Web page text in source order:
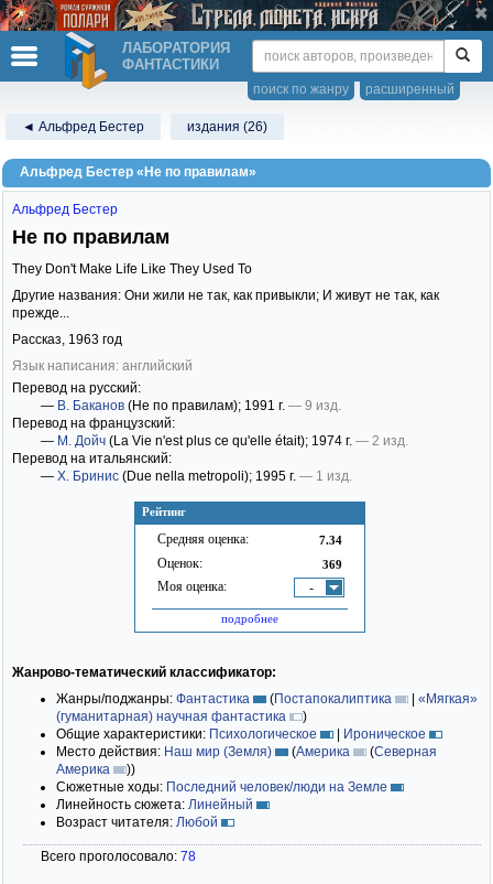
ЛАБОРАТОРИЯ
ФАНТАСТИКИ
расширенный
поиск по жанру
◄ Альфред Бестер издания (26)
Альфред Бестер «Не по правилам»
Рейтинг
Средняя оценка: 7.34
Оценок: 369
Моя оценка: -
подробнее
Альфред Бестер
Не по правилам
They Don't Make Life Like They Used To
Другие названия: Они жили не так, как привыкли; И живут не так, как
прежде...
Рассказ, 1963 год
Язык написания: английский
Перевод на русский:
— В. Баканов (Не по правилам); 1991 г. — 9 изд.
Перевод на французский:
— М. Дойч (La Vie n'est plus ce qu'elle était); 1974 г. — 2 изд.
Перевод на итальянский:
— Х. Бринис (Due nella metropoli); 1995 г. — 1 изд.
Жанрово-тематический классификатор:
Жанры/поджанры: Фантастика (Постапокалиптика | «Мягкая»
(гуманитарная) научная фантастика
)
Общие характеристики: Психологическое | Ироническое
Место действия: Наш мир (Земля) (Америка (Северная
Америка
))
Сюжетные ходы: Последний человек/люди на Земле
Линейность сюжета: Линейный
Возраст читателя: Любой
Всего проголосовало: 78